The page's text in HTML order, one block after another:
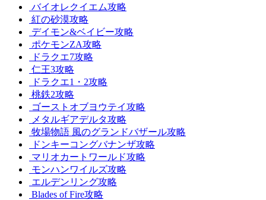
バイオレクイエム攻略
紅の砂漠攻略
デイモン&ベイビー攻略
ポケモンZA攻略
ドラクエ7攻略
仁王3攻略
ドラクエ1・2攻略
桃鉄2攻略
ゴーストオブヨウテイ攻略
メタルギアデルタ攻略
牧場物語 風のグランドバザール攻略
ドンキーコングバナンザ攻略
マリオカートワールド攻略
モンハンワイルズ攻略
エルデンリング攻略
Blades of Fire攻略